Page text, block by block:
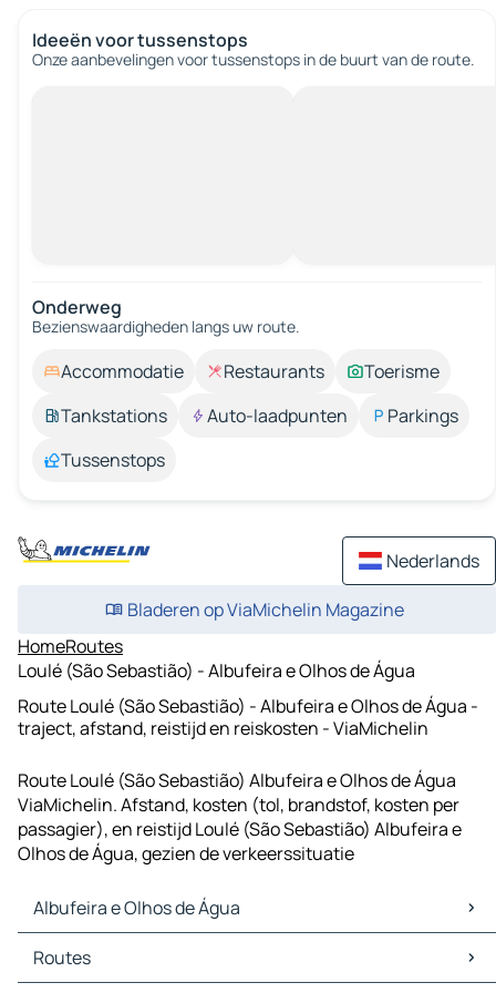
Ideeën voor tussenstops
Onze aanbevelingen voor tussenstops in de buurt van de route.
Onderweg
Bezienswaardigheden langs uw route.
Accommodatie Restaurants
Toerisme
Tankstations
Auto-laadpunten
Parkings
Tussenstops
Nederlands
Bladeren op ViaMichelin Magazine
HomeRoutes
Loulé (São Sebastião) - Albufeira e Olhos de Água
Route Loulé (São Sebastião) - Albufeira e Olhos de Água -
traject, afstand, reistijd en reiskosten - ViaMichelin
Route Loulé (São Sebastião) Albufeira e Olhos de Água
ViaMichelin. Afstand, kosten (tol, brandstof, kosten per
passagier), en reistijd Loulé (São Sebastião) Albufeira e
Olhos de Água, gezien de verkeerssituatie
Albufeira e Olhos de Água
Albufeira e Olhos de Água Kaarten
Albufeira e Olhos de Água Verkeer
Routes